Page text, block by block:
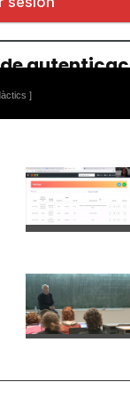
Video
O-CITY
12:45 ·
Jaime
evolución
18:53 ·